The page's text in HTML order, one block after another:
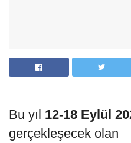
Bu yıl 12-18 Eylül
gerçekleşecek olan